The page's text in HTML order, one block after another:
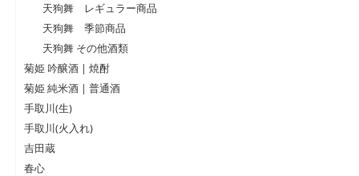
天狗舞 レギュラー商品
天狗舞 季節商品
天狗舞 その他酒類
菊姫 吟醸酒 | 焼酎
菊姫 純米酒 | 普通酒
手取川(生)
手取川(火入れ)
吉田蔵
春心